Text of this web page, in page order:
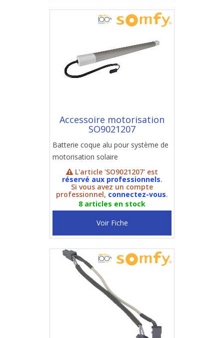
Accessoire motorisation
SO9021207
Batterie coque alu pour système de
motorisation solaire
L'article 'SO9021207' est
réservé aux professionnels.
Si vous avez un compte
professionnel, connectez-vous.
8 articles en stock
Voir Fiche